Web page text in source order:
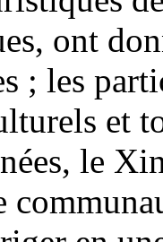
ont
; les
et
le